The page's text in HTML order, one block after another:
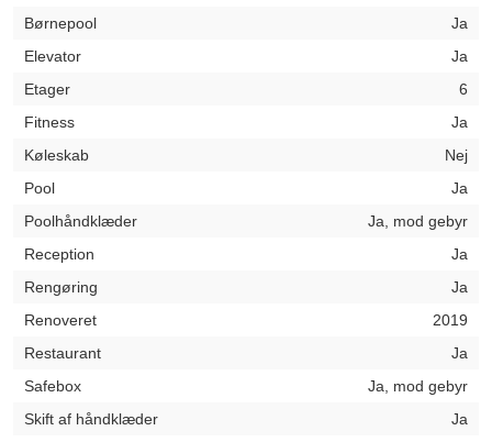
Børnepool
Ja
Elevator
Ja
Etager
6
Fitness
Ja
Køleskab
Nej
Pool
Ja
Poolhåndklæder
Ja, mod gebyr
Reception
Ja
Rengøring
Ja
Renoveret
2019
Restaurant
Ja
Safebox
Ja, mod gebyr
Skift af håndklæder
Ja